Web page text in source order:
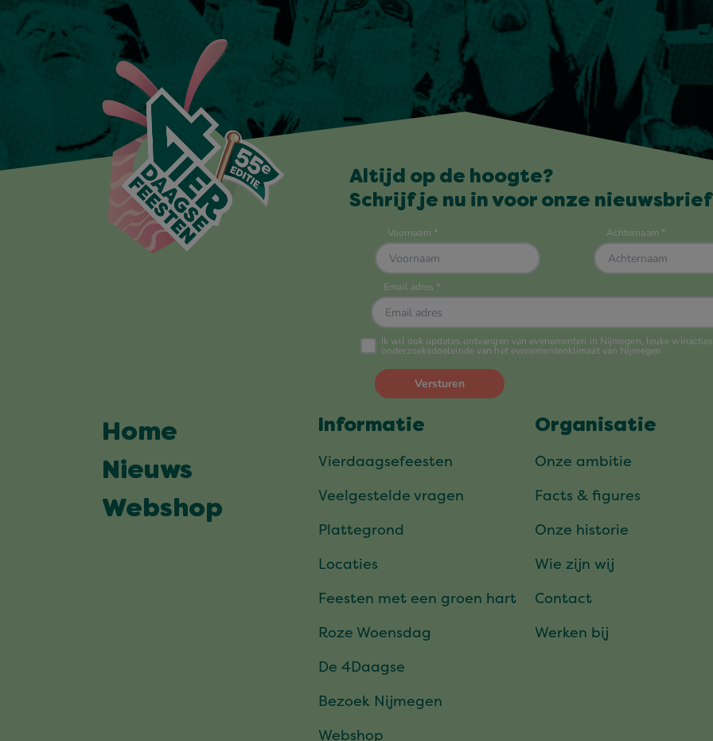
Altijd op de hoogte?
Schrijf je nu in voor onze
Home
Nieuws
Webshop
Informatie
Vierdaagsefeesten
Veelgestelde vragen
Plattegrond
Locaties
Feesten met een groen hart
Roze Woensdag
De 4Daagse
Bezoek Nijmegen
Webshop
Organisatie
Onze ambitie
Facts & figures
Onze historie
Wie zijn wij
Contact
Werken bij